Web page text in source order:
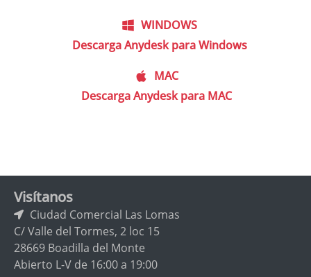
WINDOWS
Descarga Anydesk para Windows
MAC
Descarga Anydesk para MAC
Visítanos
Ciudad Comercial Las Lomas
C/ Valle del Tormes, 2 loc 15
28669 Boadilla del Monte
Abierto L-V de 16:00 a 19:00